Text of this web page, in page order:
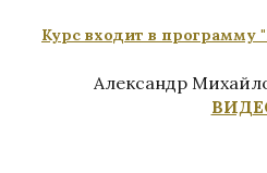
Курс входит в программу
Александр
ВИД